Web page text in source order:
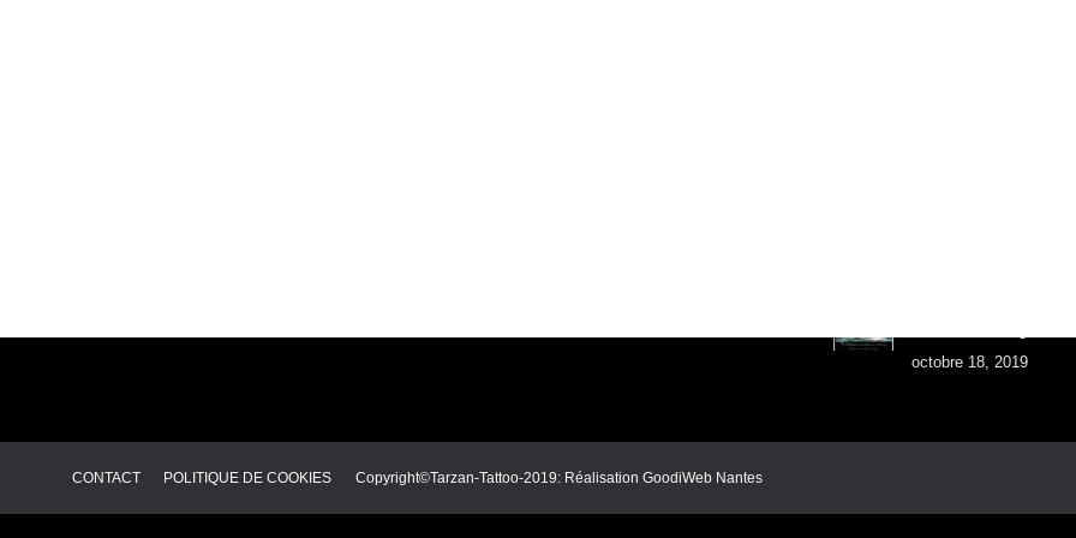
octobre 18, 2019
CONTACT POLITIQUE DE COOKIES Copyright©Tarzan-Tattoo-2019: Réalisation GoodiWeb Nantes